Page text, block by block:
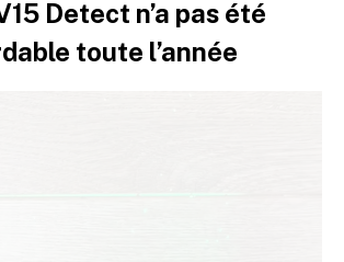
Detect n’a pas été
toute l’année